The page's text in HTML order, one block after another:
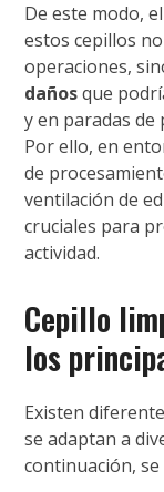
De este modo,
estos cepillos
operaciones,
dañosque
y en paradas de
Por ello, en
de
ventilación de
cruciales para
actividad.
Cepillo
los
Existen
se adaptan a
continuación,